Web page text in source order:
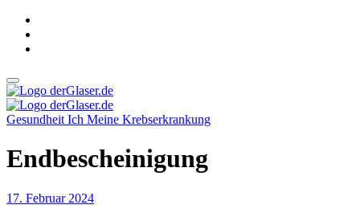
Zum
Inhalt
springen
derGlaser.de
Mein Leben mit Frau, zwei Kindern und Katze
Gesundheit Ich Meine Krebserkrankung
Endbescheinigung
17. Februar 2024